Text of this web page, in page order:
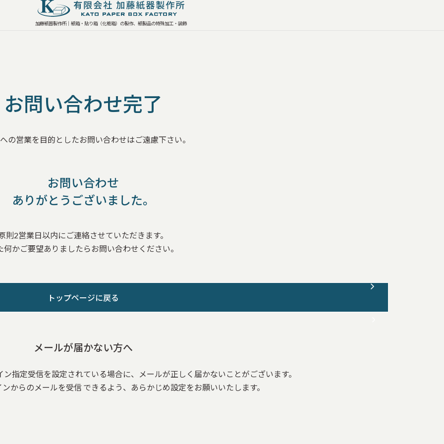
加藤紙器製作所｜紙箱・貼り箱（化粧箱）の製作、紙製品の特殊加工・装飾
お問い合わせ完了
の営業を目的としたお問い合わせはご遠慮下さい。
お問い合わせ
ありがとうございました。
則2営業日以内にご連絡させていただきます。
何かご要望ありましたらお問い合わせください。
トップページに戻る
メールが届かない方へ
指定受信を設定されている場合に、メールが正しく届かないことがございます。
からのメールを受信 できるよう、あらかじめ設定をお願いいたします。